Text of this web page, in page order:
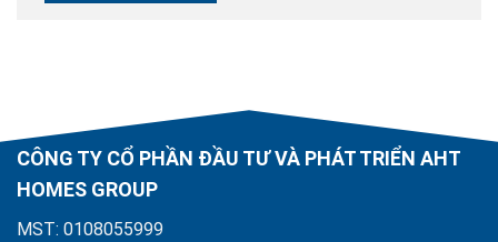
CÔNG TY CỔ PHẦN ĐẦU TƯ VÀ PHÁT TRIỂN AHT
HOMES GROUP
MST: 0108055999